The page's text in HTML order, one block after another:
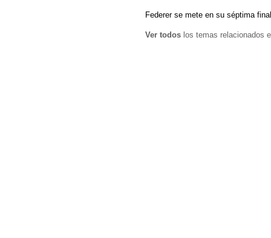
Federer se mete en su séptima
Ver todos los temas relacionados